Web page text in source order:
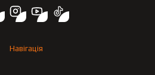
Навігація